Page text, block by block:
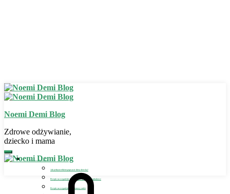
Noemi Demi Blog
Zdrowe odżywianie,
dziecko i mama
Zdrowe odżywianie
Jak jednym trikiem poprawić dietę dziecka?
Przepis na wegańskie bezglutenowe placuszki szpinakowe
Przepis na wegański bezglutenowy omlet